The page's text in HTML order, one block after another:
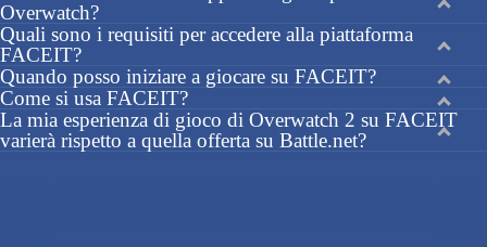
Overwatch?
Quali sono i requisiti per accedere alla piattaforma
FACEIT?
Quando posso iniziare a giocare su FACEIT?
Come si usa FACEIT?
La mia esperienza di gioco di Overwatch 2 su FACEIT
varierà rispetto a quella offerta su Battle.net?